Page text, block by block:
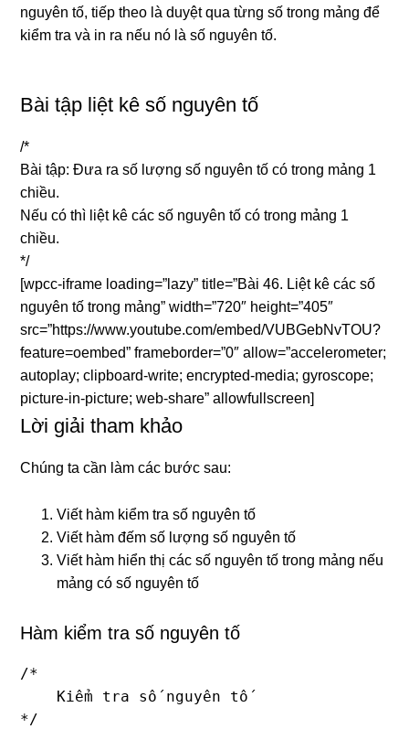
nguyên tố, tiếp theo là duyệt qua từng số trong mảng để
kiểm tra và in ra nếu nó là số nguyên tố.
Bài tập liệt kê số nguyên tố
/*
Bài tập: Đưa ra số lượng số nguyên tố có trong mảng 1
chiều.
Nếu có thì liệt kê các số nguyên tố có trong mảng 1
chiều.
*/
[wpcc-iframe loading=”lazy” title=”Bài 46. Liệt kê các số
nguyên tố trong mảng” width=”720″ height=”405″
src=”https://www.youtube.com/embed/VUBGebNvTOU?
feature=oembed” frameborder=”0″ allow=”accelerometer;
autoplay; clipboard-write; encrypted-media; gyroscope;
picture-in-picture; web-share” allowfullscreen]
Lời giải tham khảo
Chúng ta cần làm các bước sau:
Viết hàm kiểm tra số nguyên tố
Viết hàm đếm số lượng số nguyên tố
Viết hàm hiển thị các số nguyên tố trong mảng nếu
mảng có số nguyên tố
Hàm kiểm tra số nguyên tố
/*
    Kiểm tra số nguyên tố
*/